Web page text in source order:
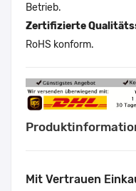
Betrieb.
Zertifizierte
RoHS konform.
Mit Vertrauen